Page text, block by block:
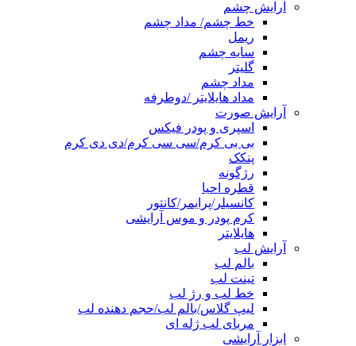
آرایش چشم
خط چشم/ مداد چشم
ریمل
سایه چشم
گلیتر
مداد چشم
مداد هایلایتر /دوطرفه
آرایش صورت
اسپری و پودر فیکس
بی بی کرم/سی سی کرم/دی دی کرم
پنکک
رژگونه
قطره احیا
کانسیلر/پرایمر/کانتور
کرم پودر و موس آرایشی
هایلایتر
آرایش لب
بالم لب
تینت لب
خط لب و رژ لب
لیپ گلاس/بالم لب/حجم دهنده لب
مربای لب ژله ای
ابزار آرایشی